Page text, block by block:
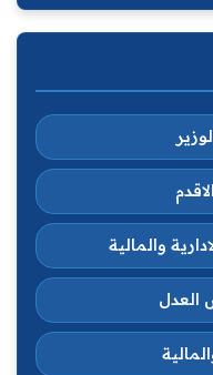
والمالية
العدل